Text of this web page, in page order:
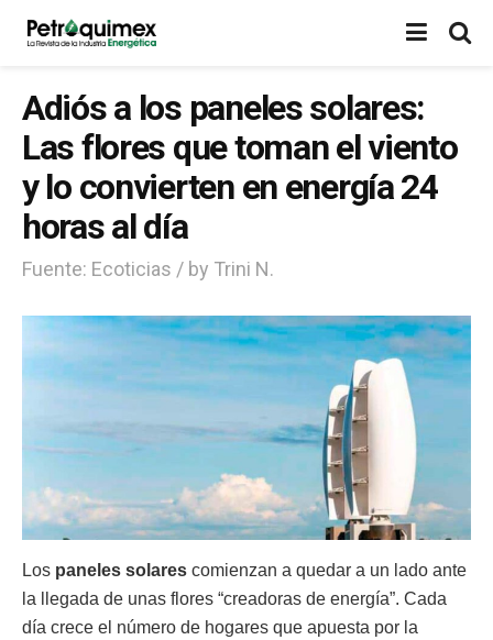
Adiós a los paneles solares:
Las flores que toman el viento
y lo convierten en energía 24
horas al día
Fuente: Ecoticias / by Trini N.
Los paneles solares comienzan a quedar a un lado ante
la llegada de unas flores “creadoras de energía”. Cada
día crece el número de hogares que apuesta por la